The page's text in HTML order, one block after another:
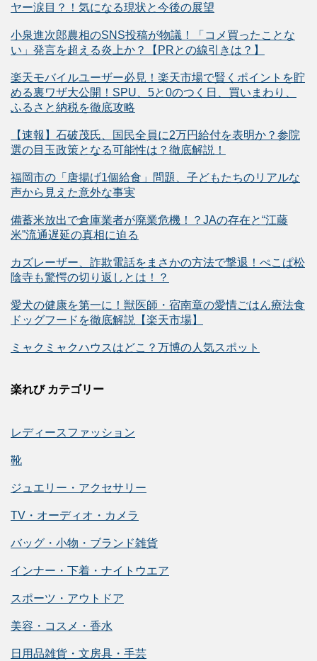
ヤー涙目？！気になる現状と今後の展望
小泉進次郎農相のSNS投稿が物議！「コメ買ったことな
い」発言を超える炎上か？【PRとの線引きは？】
楽天モバイルユーザー必見！楽天市場で賢くポイントを貯
める裏ワザ大公開！SPU、5と0のつく日、買いまわり、
ふるさと納税を徹底攻略
【速報】石破茂氏、国民全員に2万円給付を表明か？参院
選の目玉政策となる可能性は？徹底解説！
福岡市の「唐揚げ1個給食」問題、子どもたちのリアルな
声から見えた意外な事実
備蓄米放出で倉庫業者が廃業危機！？JAの存在と“江藤
米”流通遅延の真相に迫る
カズレーザー、詐欺電話をまさかの方法で撃退！ぺこぱ松
陰寺も驚愕の切り返しとは！？
愛犬の健康を第一に！獣医師・宿南章の愛情ごはん療法食
ドッグフードを徹底解説【楽天市場】
ミャクミャクハウスはどこ？万博の人気スポット
楽れび カテゴリー
レディースファッション
靴
ジュエリー・アクセサリー
TV・オーディオ・カメラ
バッグ・小物・ブランド雑貨
インナー・下着・ナイトウエア
スポーツ・アウトドア
美容・コスメ・香水
日用品雑貨・文房具・手芸